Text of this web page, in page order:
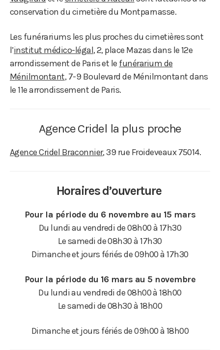
conservation du cimetière du Montparnasse.
Les funérariums les plus proches du cimetières sont
l’institut médico-légal, 2, place Mazas dans le 12e
arrondissement de Paris et le funérarium de
Ménilmontant, 7-9 Boulevard de Ménilmontant dans
le 11e arrondissement de Paris.
Agence Cridel la plus proche
Agence Cridel Braconnier, 39 rue Froideveaux 75014.
Horaires d’ouverture
Pour la période du 6 novembre au 15 mars
Du lundi au vendredi de 08h00 à 17h30
Le samedi de 08h30 à 17h30
Dimanche et jours fériés de 09h00 à 17h30
Pour la période du 16 mars au 5 novembre
Du lundi au vendredi de 08h00 à 18h00
Le samedi de 08h30 à 18h00
Dimanche et jours fériés de 09h00 à 18h00